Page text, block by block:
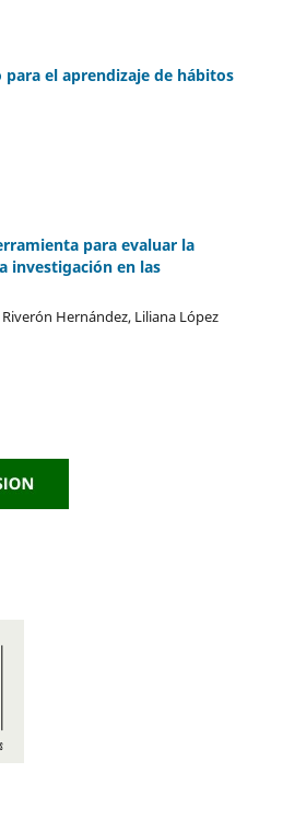
el aprendizaje de hábitos
para evaluar la
investigación en las
Hernández, Liliana López